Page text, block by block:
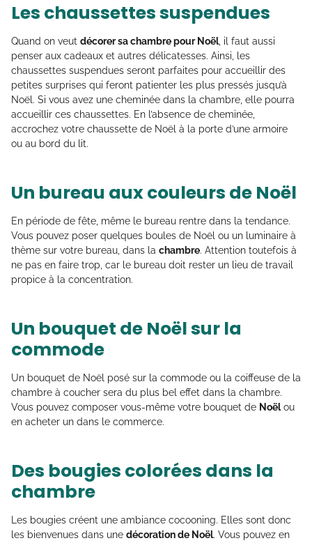
Les chaussettes suspendues
Quand on veut décorer sa chambre pour Noël, il faut aussi
penser aux cadeaux et autres délicatesses. Ainsi, les
chaussettes suspendues seront parfaites pour accueillir des
petites surprises qui feront patienter les plus pressés jusqu’à
Noël. Si vous avez une cheminée dans la chambre, elle pourra
accueillir ces chaussettes. En l’absence de cheminée,
accrochez votre chaussette de Noël à la porte d’une armoire
ou au bord du lit.
Un bureau aux couleurs de Noël
En période de fête, même le bureau rentre dans la tendance.
Vous pouvez poser quelques boules de Noël ou un luminaire à
thème sur votre bureau, dans la chambre. Attention toutefois à
ne pas en faire trop, car le bureau doit rester un lieu de travail
propice à la concentration.
Un bouquet de Noël sur la
commode
Un bouquet de Noël posé sur la commode ou la coiffeuse de la
chambre à coucher sera du plus bel effet dans la chambre.
Vous pouvez composer vous-même votre bouquet de Noëlou
en acheter un dans le commerce.
Des bougies colorées dans la
chambre
Les bougies créent une ambiance cocooning. Elles sont donc
les bienvenues dans une décoration de Noël. Vous pouvez en